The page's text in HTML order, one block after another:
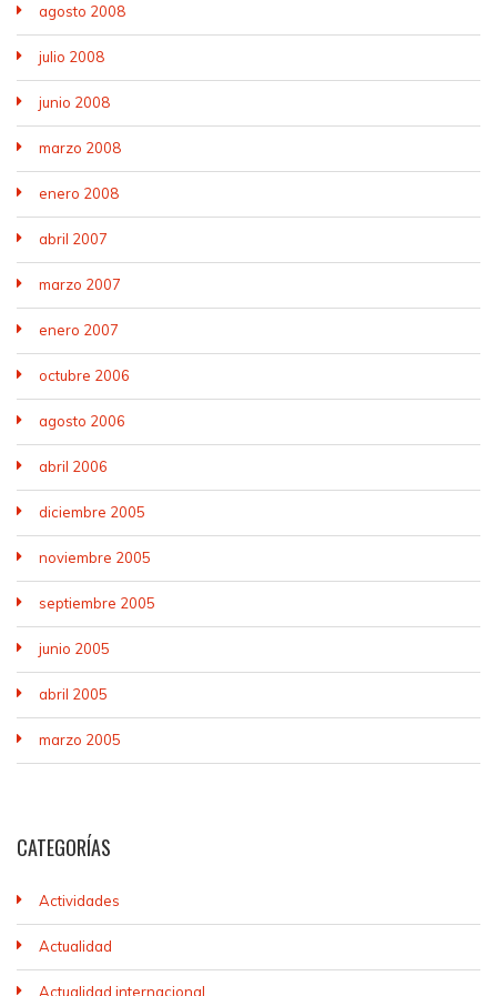
agosto 2008
julio 2008
junio 2008
marzo 2008
enero 2008
abril 2007
marzo 2007
enero 2007
octubre 2006
agosto 2006
abril 2006
diciembre 2005
noviembre 2005
septiembre 2005
junio 2005
abril 2005
marzo 2005
CATEGORÍAS
Actividades
Actualidad
Actualidad internacional